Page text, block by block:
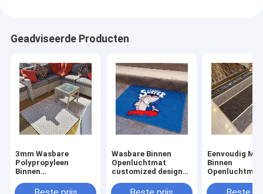
Geadviseerde Producten
3mm Wasbare
Polypropyleen
Binnen
30 Duim voor Ingang
Wasbare Binnen
Openluchtmat
customized design
Eenvoudig
Binnen
Openluchtmat
20 X 30 Duim